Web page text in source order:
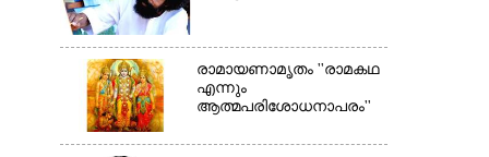
രാമായണാമൃതം ''രാമകഥ
എന്നും
ആത്മപരിശോധനാപരം''